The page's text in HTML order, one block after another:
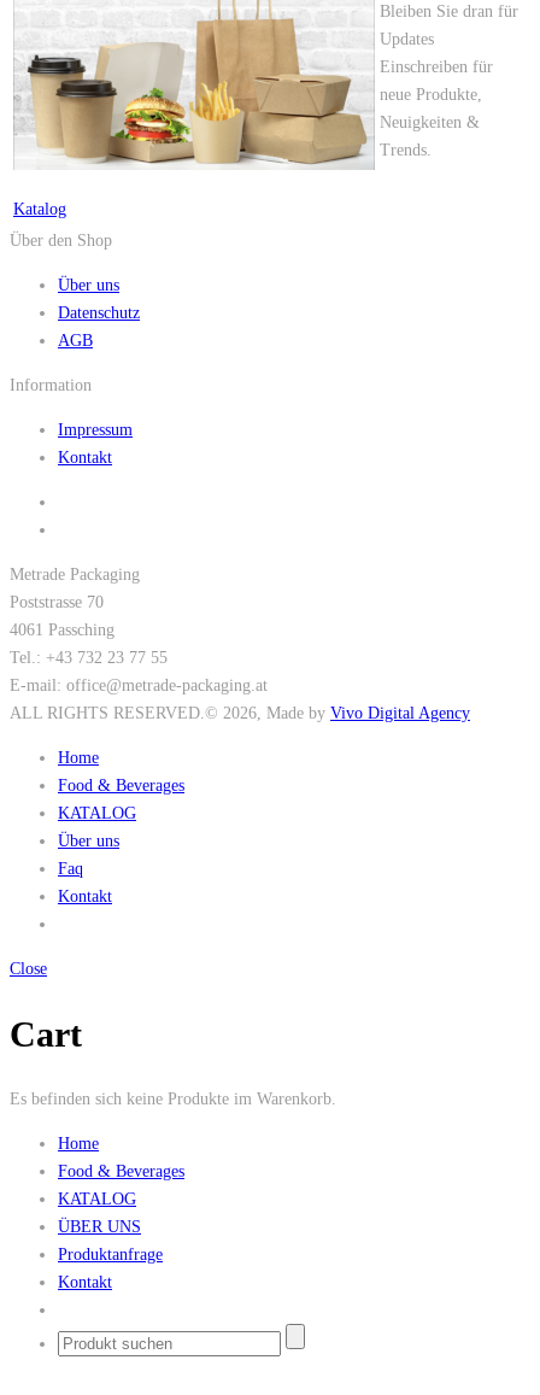
Katalog
Bleiben Sie dran für
Updates
Einschreiben für
neue Produkte,
Neuigkeiten &
Trends.
Über den Shop
Über uns
Datenschutz
AGB
Information
Impressum
Kontakt
Metrade Packaging
Poststrasse 70
4061 Passching
Tel.: +43 732 23 77 55
E-mail: office@metrade-packaging.at
ALL RIGHTS RESERVED. © 2026 , Made by Vivo Digital Agency
Home
Food & Beverages
KATALOG
Über uns
Faq
Kontakt
Close
Cart
Es befinden sich keine Produkte im Warenkorb.
Home
Food & Beverages
KATALOG
ÜBER UNS
Produktanfrage
Kontakt